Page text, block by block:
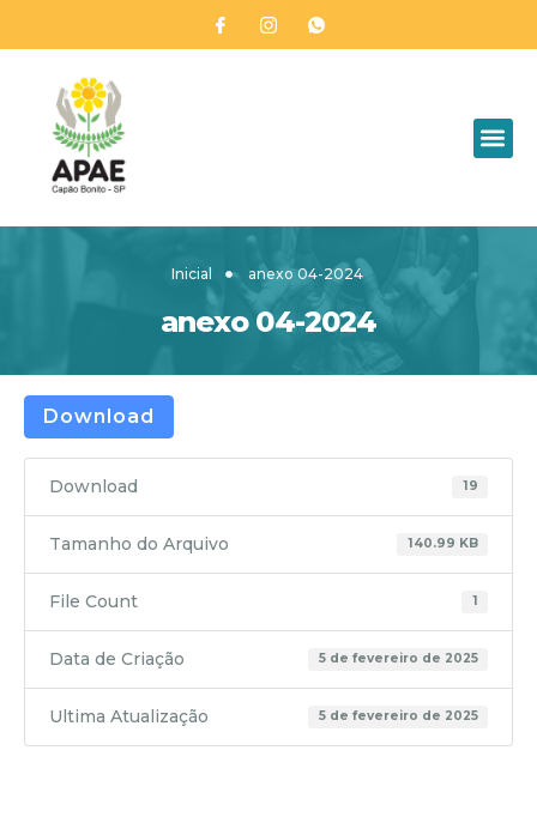
Inicial anexo 04-2024
anexo 04-2024
Download
Download 19
Tamanho do Arquivo 140.99 KB
File Count 1
Data de Criação 5 de fevereiro de 2025
Ultima Atualização 5 de fevereiro de 2025